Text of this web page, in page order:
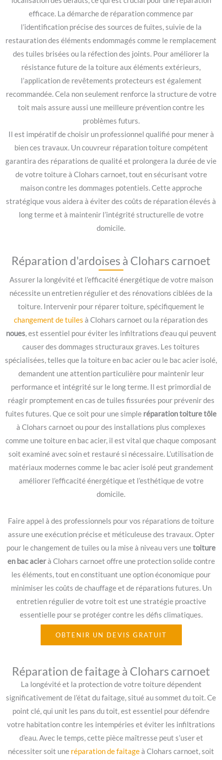
efficace. La démarche de réparation commence par
l’identification précise des sources de fuites, suivie de la
restauration des éléments endommagés comme le remplacement
des tuiles brisées ou la réfection des joints. Pour améliorer la
résistance future de la toiture aux éléments extérieurs,
l’application de revêtements protecteurs est également
recommandée. Cela non seulement renforce la structure de votre
toit mais assure aussi une meilleure prévention contre les
problèmes futurs.
Il est impératif de choisir un professionnel qualifié pour mener à
bien ces travaux. Un couvreur réparation toiture compétent
garantira des réparations de qualité et prolongera la durée de vie
de votre toiture à Clohars carnoet, tout en sécurisant votre
maison contre les dommages potentiels. Cette approche
stratégique vous aidera à éviter des coûts de réparation élevés à
long terme et à maintenir l’intégrité structurelle de votre
domicile.
Réparation d'ardoises à Clohars carnoet
Assurer la longévité et l’efficacité énergétique de votre maison
nécessite un entretien régulier et des rénovations ciblées de la
toiture. Intervenir pour réparer toiture, spécifiquement le
changement de tuiles à Clohars carnoet ou la réparation des
noues, est essentiel pour éviter les infiltrations d’eau qui peuvent
causer des dommages structuraux graves. Les toitures
spécialisées, telles que la toiture en bac acier ou le bac acier isolé,
demandent une attention particulière pour maintenir leur
performance et intégrité sur le long terme. Il est primordial de
réagir promptement en cas de tuiles fissurées pour prévenir des
fuites futures. Que ce soit pour une simple réparation toiture tôle
à Clohars carnoet ou pour des installations plus complexes
comme une toiture en bac acier, il est vital que chaque composant
soit examiné avec soin et restauré si nécessaire. L’utilisation de
matériaux modernes comme le bac acier isolé peut grandement
améliorer l’efficacité énergétique et l’esthétique de votre
domicile.
Faire appel à des professionnels pour vos réparations de toiture
assure une exécution précise et méticuleuse des travaux. Opter
pour le changement de tuiles ou la mise à niveau vers unetoiture
en bac acierà Clohars carnoet offre une protection solide contre
les éléments, tout en constituant une option économique pour
minimiser les coûts de chauffage et de réparations futures. Un
entretien régulier de votre toit est une stratégie proactive
essentielle pour se protéger contre les défis climatiques.
OBTENIR UN DEVIS GRATUIT
Réparation de faitage à Clohars carnoet
La longévité et la protection de votre toiture dépendent
significativement de l’état du faitage, situé au sommet du toit. Ce
point clé, qui unit les pans du toit, est essentiel pour défendre
votre habitation contre les intempéries et éviter les infiltrations
d’eau. Avec le temps, cette pièce maîtresse peut s’user et
nécessiter soit une réparation de faitageà Clohars carnoet, soit